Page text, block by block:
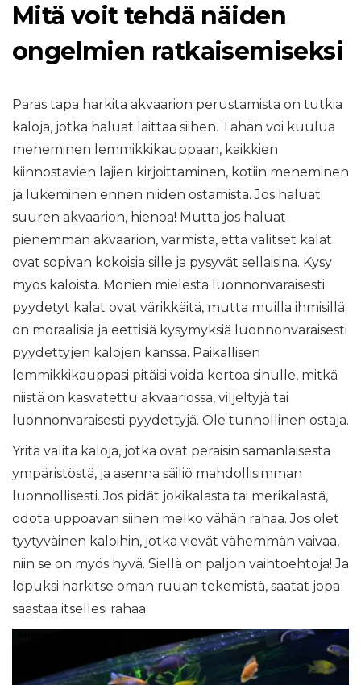
Mitä voit tehdä näiden
ongelmien ratkaisemiseksi
Paras tapa harkita akvaarion perustamista on tutkia
kaloja, jotka haluat laittaa siihen. Tähän voi kuulua
meneminen lemmikkikauppaan, kaikkien
kiinnostavien lajien kirjoittaminen, kotiin meneminen
ja lukeminen ennen niiden ostamista. Jos haluat
suuren akvaarion, hienoa! Mutta jos haluat
pienemmän akvaarion, varmista, että valitset kalat
ovat sopivan kokoisia sille ja pysyvät sellaisina. Kysy
myös kaloista. Monien mielestä luonnonvaraisesti
pyydetyt kalat ovat värikkäitä, mutta muilla ihmisillä
on moraalisia ja eettisiä kysymyksiä luonnonvaraisesti
pyydettyjen kalojen kanssa. Paikallisen
lemmikkikauppasi pitäisi voida kertoa sinulle, mitkä
niistä on kasvatettu akvaariossa, viljeltyjä tai
luonnonvaraisesti pyydettyjä. Ole tunnollinen ostaja.
Yritä valita kaloja, jotka ovat peräisin samanlaisesta
ympäristöstä, ja asenna säiliö mahdollisimman
luonnollisesti. Jos pidät jokikalasta tai merikalastä,
odota uppoavan siihen melko vähän rahaa. Jos olet
tyytyväinen kaloihin, jotka vievät vähemmän vaivaa,
niin se on myös hyvä. Siellä on paljon vaihtoehtoja! Ja
lopuksi harkitse oman ruuan tekemistä, saatat jopa
säästää itsellesi rahaa.